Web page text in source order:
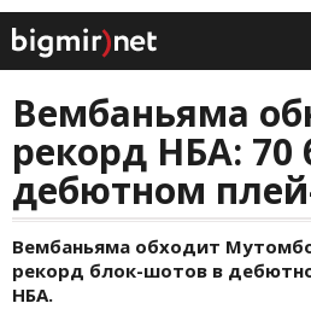
Вембаньяма
рекорд НБА: 70
дебютном
Вембаньяма обходит
рекорд блок-шотов в
НБА.